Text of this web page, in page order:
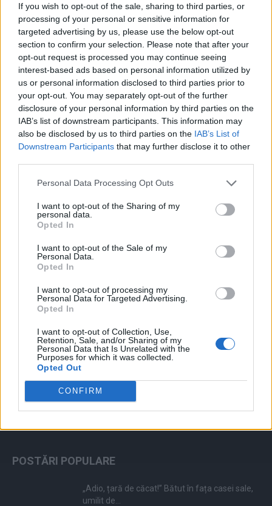
If you wish to opt-out of the sale, sharing to third parties, or
processing of your personal or sensitive information for
targeted advertising by us, please use the below opt-out
section to confirm your selection. Please note that after your
opt-out request is processed you may continue seeing
interest-based ads based on personal information utilized by
us or personal information disclosed to third parties prior to
your opt-out. You may separately opt-out of the further
disclosure of your personal information by third parties on the
IAB’s list of downstream participants. This information may
also be disclosed by us to third parties on the IAB’s List of
Downstream Participants that may further disclose it to other
Personal Data Processing Opt Outs
I want to opt-out of the Sharing of my
personal data.
Opted In
I want to opt-out of the Sale of my
Personal Data.
Opted In
I want to opt-out of processing my
Personal Data for Targeted Advertising.
Opted In
I want to opt-out of Collection, Use,
Retention, Sale, and/or Sharing of my
Personal Data that Is Unrelated with the
Purposes for which it was collected.
Opted Out
CONFIRM
PNȚCD (Pavelescu)
PNCR (Terheș)
Partidul Patrioților (Surugiu)
FAR (Coarnă)
România pe Primul Loc (Ponta)
Altul
Arată rezultatele
ad
POSTĂRI POPULARE
„Adio, țară de căcat!” Bătut în fața casei sale,
umilit de...